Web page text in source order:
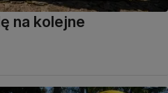
na kolejne